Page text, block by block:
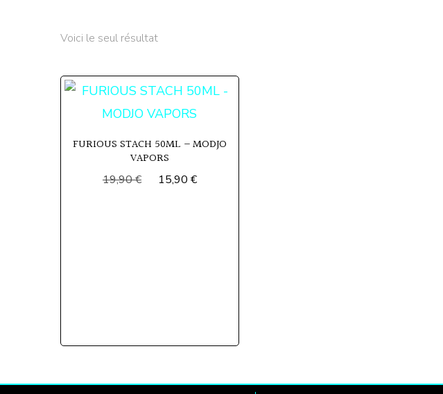
Voici le seul résultat
FURIOUS STACH 50ML – MODJO
VAPORS
19,90€
Le15,90 €